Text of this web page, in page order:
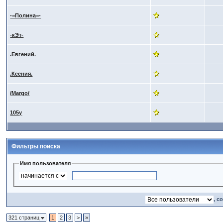
-=Полина=-
-кЭт-
.Евгений.
.Ксения.
/Margo/
105y
Фильтры поиска
Имя пользователя
,
321 страниц 1 2 3 > »